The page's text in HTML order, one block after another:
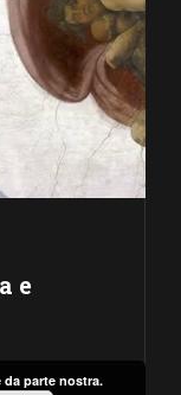
e
parte nostra.